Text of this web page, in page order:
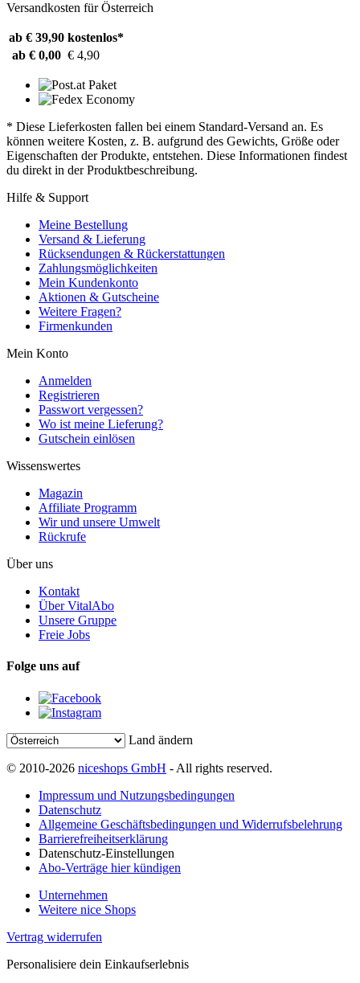
Versandkosten für Österreich
ab € 39,90 kostenlos*
ab € 0,00 € 4,90
* Diese Lieferkosten fallen bei einem Standard-Versand an. Es
können weitere Kosten, z. B. aufgrund des Gewichts, Größe oder
Eigenschaften der Produkte, entstehen. Diese Informationen findest
du direkt in der Produktbeschreibung.
Hilfe & Support
Meine Bestellung
Versand & Lieferung
Rücksendungen & Rückerstattungen
Zahlungsmöglichkeiten
Mein Kundenkonto
Aktionen & Gutscheine
Weitere Fragen?
Firmenkunden
Mein Konto
Anmelden
Registrieren
Passwort vergessen?
Wo ist meine Lieferung?
Gutschein einlösen
Wissenswertes
Magazin
Affiliate Programm
Wir und unsere Umwelt
Rückrufe
Über uns
Kontakt
Über VitalAbo
Unsere Gruppe
Freie Jobs
Folge uns auf
Land ändern
© 2010-2026 niceshops GmbH - All rights reserved.
Impressum und Nutzungsbedingungen
Datenschutz
Allgemeine Geschäftsbedingungen und Widerrufsbelehrung
Barrierefreiheitserklärung
Datenschutz-Einstellungen
Abo-Verträge hier kündigen
Unternehmen
Weitere nice Shops
Vertrag widerrufen
Personalisiere dein Einkaufserlebnis